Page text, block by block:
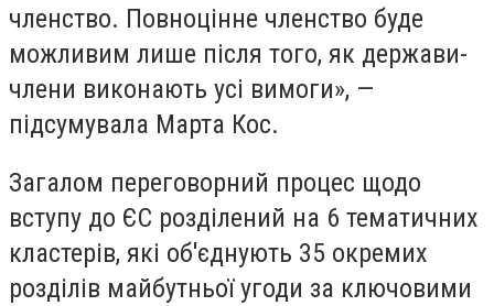
членство. Повноцінне членство буде
можливим лише після того, як держави-
члени виконають усі вимоги», —
підсумувала Марта Кос.
Загалом переговорний процес щодо
вступу до ЄС розділений на 6 тематичних
кластерів, які об'єднують 35 окремих
розділів майбутньої угоди за ключовими